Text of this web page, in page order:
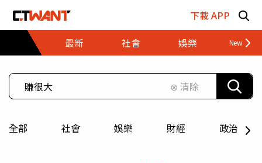
下載 APP
最新
社會 娛樂 財經
⊗ 清除
全部 社會 娛樂 財經 政治